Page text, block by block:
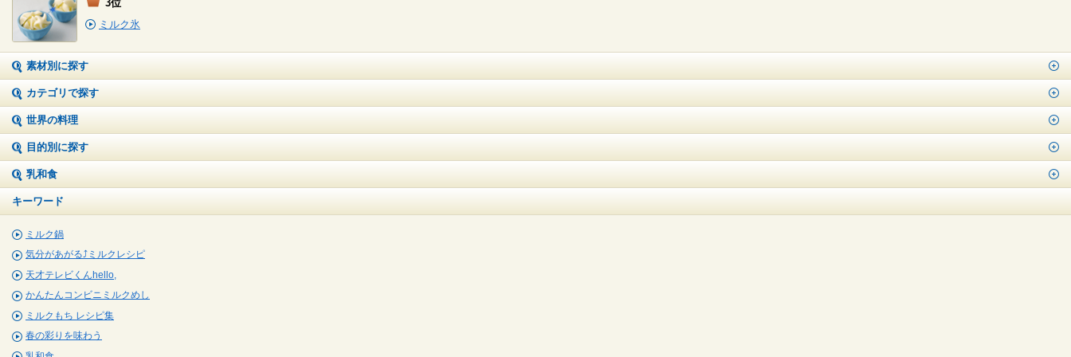
3位
ミルク氷
素材別に探す
カテゴリで探す
世界の料理
目的別に探す
乳和食
キーワード
ミルク鍋
気分があがる⤴ミルクレシピ
天才テレビくんhello,
かんたんコンビニミルクめし
ミルクもち レシピ集
春の彩りを味わう